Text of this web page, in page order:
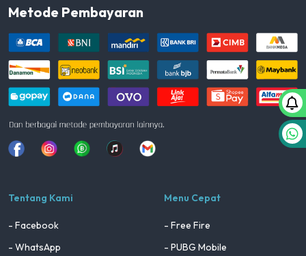
Metode Pembayaran
FacebookInstagramWhatsapp
Tiktok youtube
Tentang Kami
- Facebook
- WhatsApp
Menu Cepat
- Free Fire
- PUBG Mobile